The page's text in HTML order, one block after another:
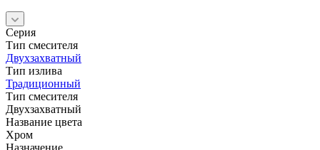
Серия
Тип смесителя
Двухзахватный
Тип излива
Традиционный
Тип смесителя
Двухзахватный
Название цвета
Хром
Назначение